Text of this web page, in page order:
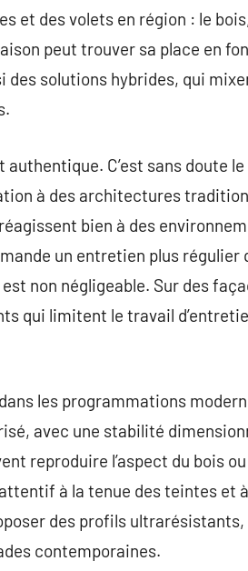
et des volets en région : le
peut trouver sa place en
solutions hybrides, qui
C’est sans doute
à des architectures
bien à des
un entretien plus régulier
non négligeable. Sur des
qui limitent le travail
les programmations
avec une stabilité
reproduire l’aspect du bois
à la tenue des teintes et
des profils
contemporaines.